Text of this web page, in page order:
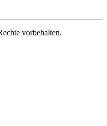
vorbehalten.